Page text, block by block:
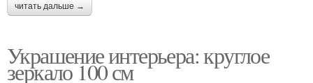
читать дальше →
Украшение интерьера: круглое
зеркало 100 см